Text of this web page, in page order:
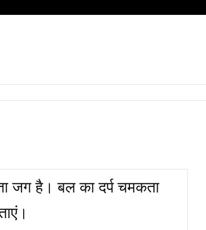
जग है। बल का दर्प चमकता